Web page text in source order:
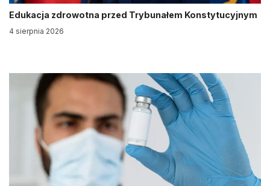
Edukacja zdrowotna przed Trybunałem Konstytucyjnym
4 sierpnia 2026